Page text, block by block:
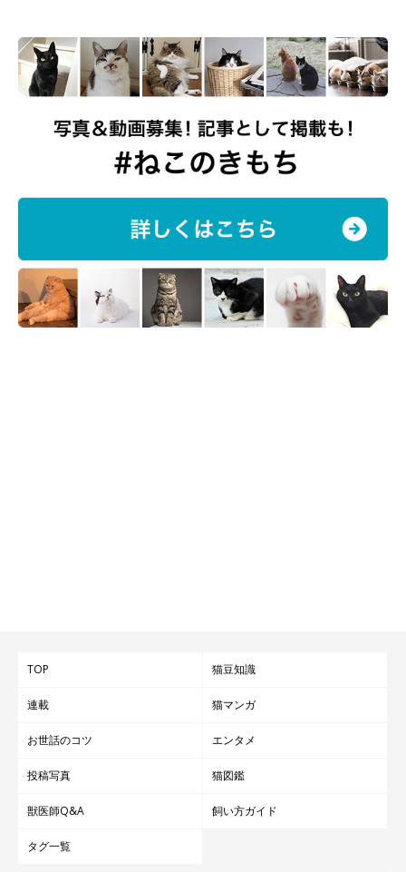
TOP 猫豆知識
連載 猫マンガ
お世話のコツ エンタメ
投稿写真 猫図鑑
獣医師Q&A 飼い方ガイド
タグ一覧